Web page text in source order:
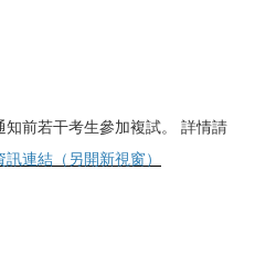
前若干考生參加複試。 詳情請
訊連結（另開新視窗）